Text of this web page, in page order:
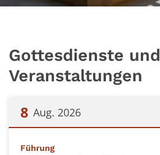
Gottesdienste und
Veranstaltungen
8 Aug. 2026
Führung: